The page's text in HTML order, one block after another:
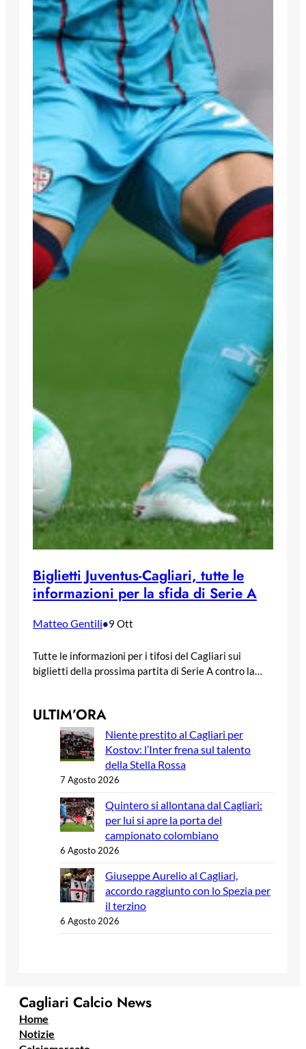
Biglietti Juventus-Cagliari, tutte le
informazioni per la sfida di Serie A
Matteo Gentili•9 Ott
Tutte le informazioni per i tifosi del Cagliari sui
biglietti della prossima partita di Serie A contro la…
ULTIM’ORA
Niente prestito al Cagliari per
Kostov: l’Inter frena sul talento
della Stella Rossa
7 Agosto 2026
Quintero si allontana dal Cagliari:
per lui si apre la porta del
campionato colombiano
6 Agosto 2026
Giuseppe Aurelio al Cagliari,
accordo raggiunto con lo Spezia per
il terzino
6 Agosto 2026
Cagliari Calcio News
Home
Notizie